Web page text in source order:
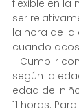
flexible en la
ser
la hora de la
cuando
- Cumplir
según la
edad del
11 horas.